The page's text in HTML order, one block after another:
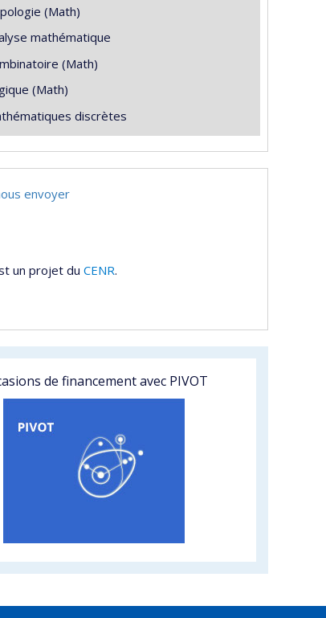
(Math)
mathématique
(Math)
(Math)
discrètes
envoyer
un projet du CENR.
de financement avec PIVOT